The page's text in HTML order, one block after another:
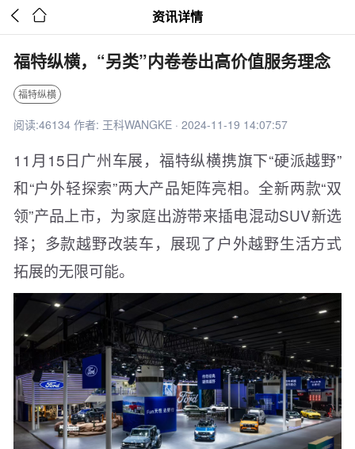
  资讯详情
福特纵横，“另类”内卷卷出高价值服务理念
福特纵横
阅读:46134 作者: 王科WANGKE · 2024-11-19 14:07:57
11月15日广州车展，福特纵横携旗下“硬派越野”
和“户外轻探索”两大产品矩阵亮相。全新两款“双
领”产品上市，为家庭出游带来插电混动SUV新选
择；多款越野改装车，展现了户外越野生活方式
拓展的无限可能。